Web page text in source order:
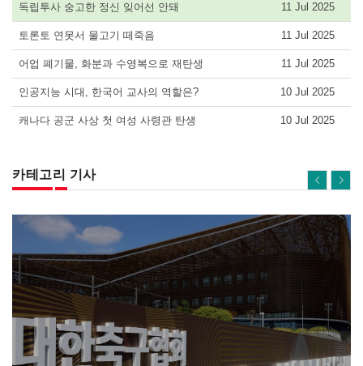
독립투사 숭고한 정신 잊어선 안돼 11 Jul 2025
토론토 연못서 물고기 떼죽음 11 Jul 2025
어업 폐기물, 화분과 수영복으로 재탄생 11 Jul 2025
인공지능 시대, 한국어 교사의 역할은? 10 Jul 2025
캐나다 공군 사상 첫 여성 사령관 탄생 10 Jul 2025
카테고리 기사